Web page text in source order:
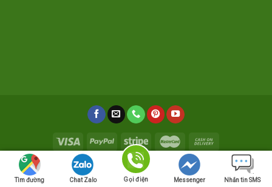
TRANG CHỦ GIỚI THIỆU SẢN PHẨM
DỰ ÁN ĐÃ THỰC HIỆN
TUYỂN DỤNG
BÁO GIÁ TIN TỨC LIÊN HỆ
Tìm đường Chat Zalo Gọi điện Messenger Nhắn tin SMS